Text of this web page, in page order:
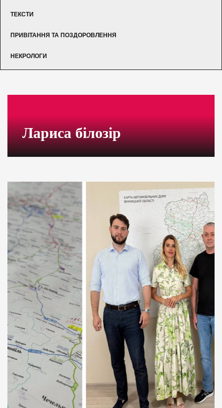
ТЕКСТИ
ПРИВІТАННЯ ТА ПОЗДОРОВЛЕННЯ
НЕКРОЛОГИ
Лариса білозір